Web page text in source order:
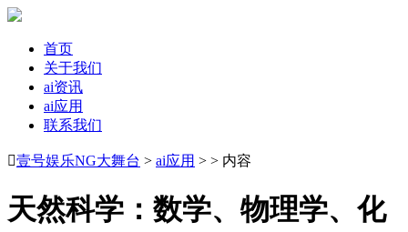
首页
关于我们
ai资讯
ai应用
联系我们
壹号娱乐NG大舞台 > ai应用 > > 内容
天然科学：数学、物理学、化